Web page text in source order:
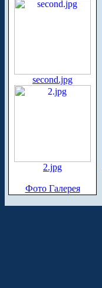
second.jpg
2.jpg
Фото Галерея